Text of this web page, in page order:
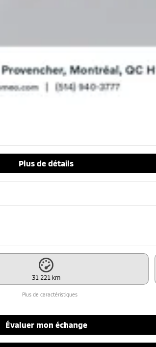
Plus de détails
31 221 km
Plus de caractéristiques
Évaluer mon échange